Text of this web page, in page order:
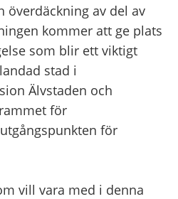
överdäckning av del av
kommer att ge plats
som blir ett viktigt
stad i
Älvstaden och
för
för
vill vara med i denna